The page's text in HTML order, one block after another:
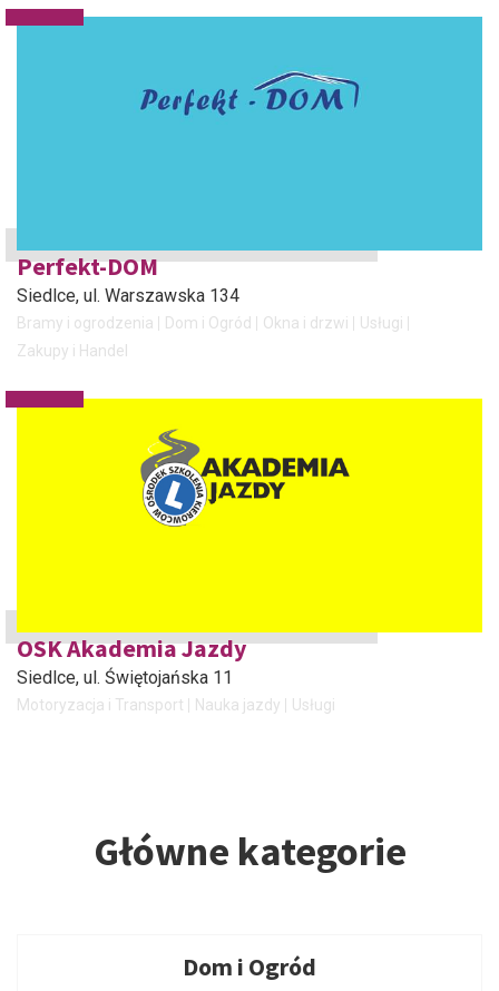
Perfekt-DOM
Siedlce, ul. Warszawska 134
Bramy i ogrodzenia Dom i Ogród Okna i drzwi
Usługi
Zakupy i Handel
OSK Akademia Jazdy
Siedlce, ul. Świętojańska 11
Motoryzacja i Transport Nauka jazdy Usługi
Główne kategorie
Dom i Ogród